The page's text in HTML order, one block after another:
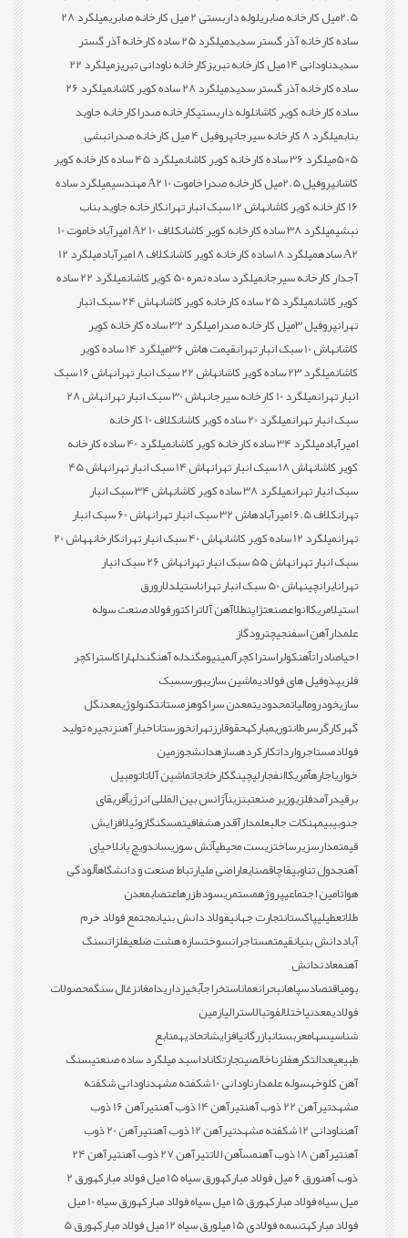
2.5میل کارخانه صابری
لوله داربستی 2 میل کارخانه صابری
میلگرد 28
ساده کارخانه آذر گستر سدید
میلگرد 25 ساده کارخانه آذر گستر
سدیدناودانی 14 میل کارخانه تبریز کارخانه ناودانی تبریز
میلگرد 22
ساده کارخانه آذر گستر سدیدمیلگرد 28 ساده کویر کاشان
میلگرد 26
ساده کارخانه کویر کاشانلوله داربستیکارخانه صدراکارخانه جاوید
بنابمیلگرد 8 کارخانه سیرجان پروفیل 4 میل کارخانه صدرا
نبشی
5×5
میلگرد 36 ساده کارخانه کویر کاشان
میلگرد 45 ساده کارخانه کویر
کاشانپروفیل 2.5میل کارخانه صدرا خاموت 10 A2 مهندسی
میلگرد ساده
16 کارخانه کویر کاشان
هاش 12 سبک انبار تهران
کارخانه جاوید بناب
نبشیمیلگرد 38 ساده کارخانه کویر کاشان کلاف 10 A2 امیرآباد
خاموت 10
A2 ساده
میلگرد 18ساده کارخانه کویر کاشان کلاف 8 امیرآباد
میلگرد 12
آجدار کارخانه سیرجانمیلگرد ساده نمره 50 کویر کاشان
میلگرد 22 ساده
کویر کاشانمیلگرد 25 ساده کارخانه کویر کاشان
هاش 24 سبک انبار
تهرانپروفیل 3میل کارخانه صدرا
میلگرد 32 ساده کارخانه کویر
کاشانهاش 10 سبک انبار تهران قیمت هاش 36
میلگرد 14 ساده کویر
کاشانمیلگرد 23 ساده کویر کاشان هاش 22 سبک انبار تهران
هاش 16 سبک
انبار تهرانمیلگرد 10 کارخانه سیرجان هاش 30 سبک انبار تهران
هاش 28
سبک انبار تهرانمیلگرد 20 ساده کویر کاشان
کلاف 10 کارخانه
امیرآبادمیلگرد 34 ساده کارخانه کویر کاشان
میلگرد 40 ساده کارخانه
کویر کاشانهاش 18 سبک انبار تهران هاش 14 سبک انبار تهران
هاش 45
سبک انبار تهرانمیلگرد 38 ساده کویر کاشان
هاش 34 سبک انبار
تهرانکلاف 6.5 امیرآباد هاش 32 سبک انبار تهران
هاش 60 سبک انبار
تهرانمیلگرد 12 ساده کویر کاشان هاش 40 سبک انبار تهران کارخانه
هاش 20
سبک انبار تهرانهاش 55 سبک انبار تهران
هاش 26 سبک انبار
تهرانایرانچینهاش 50 سبک انبار تهران استیلدلارورق
استیلامریکاانواعصنعتژاپنطلاآهن آلاتراکتورفولادصنعت سوله
علمدارآهن اسفنجیچترودگاز
احیاصادراتآهنکولراستراکچرآلمینیومگندله آهنگندلهاراکاستراکچر
فلزیپذوفیل های فولادیماشین سازیبورسسبک
سازیخودرومالیاتمحدودیتمعدن سراکوهزمستانتکنولوژیمعدنگل
گهرکارگرسرطانتوریمبارکهحقوقارزتهرانخوزستاناخبار آهنزنجیره تولید
فولادمستاجروارداتکارکردهسازهدانشجوزمین
خواریاجارهآمریکاانفجارلیچینگکارخانجاتماشین آلاتاتومبیل
برقیدرآمدفلزیوزیر صنعتبنزینآژانس بین المللی انرژیآفریقای
جنوبیبیمهنکات جالبعلمدارآقدرهشفافیتمسکنگازوئیلافزایش
قیمتمدارسزیرساختزیست محیطیآتش سوزیساندویچ پانلاحیای
آهنجدول تناوبیقاچاقصنایعاراضی ملیارتباط صنعت و دانشگاهآلودگی
هواتامین اجتماعیپروژهمستمریسودطزرهاعتصابمعدن
طلاتعطیلیپاکستانتجارت جهانیفولاد دانش بنیانمجتمع فولاد خرم
آباددانش بنیانقیمتمستاجرانسوختسازه هشت ضلعیفلزاتسنگ
آهنمعادندانش
بومیاقتصادسپاهانبحرانعماناستخراجآبخیزداریدامغانزغال سنگمحصولات
فولادیمعدنیاختلالفوتبالاسترالیازمین
شناسیسهامعربستانبازرگانیافزایشاتحادیهمنابع
طبیعیعدالتکرهفلزناخالصیتجارتکاناداسبد میلگرد ساده صنعتیسنگ
آهن کلوخهسوله علمدارناودانی 10 شکفته مشهد
ناودانی شکفته
مشهدتیرآهن 22 ذوب آهن تیرآهن 14 ذوب آهن
تیرآهن 16 ذوب
آهنناودانی 12 شکفته مشهد تیرآهن 12 ذوب آهن
تیرآهن 20 ذوب
آهنتیرآهن 18 ذوب آهن مسآهن الاتتیرآهن 27 ذوب آهن
تیرآهن 24
ذوب آهنورق 6 میل فولاد مبارکه ورق سیاه 15 میل فولاد مبارکه
ورق 2
میل سیاه فولاد مبارکهورق 15 میل سیاه فولاد مبارکه
ورق سیاه 10 میل
فولاد مبارکهتسمه فولادی 15 میل ورق سیاه 12 میل فولاد مبارکه
ورق 5